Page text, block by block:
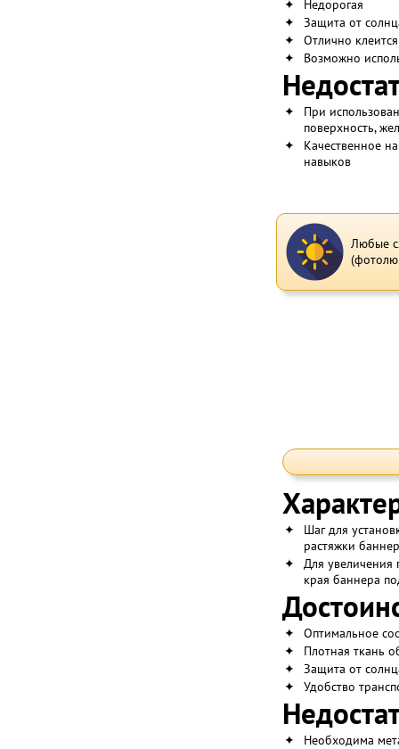
✦
Недорогая
✦
Защита от
✦
Отлично
✦
Возможно
✦
При
поверхность,
✦
Качественное
навыков
Любые
✦
Шаг для
растяжки
✦
Для увеличения
края баннера
✦
Оптимальное
✦
Плотная ткань
✦
Защита от
✦
Удобство
✦
Необходима